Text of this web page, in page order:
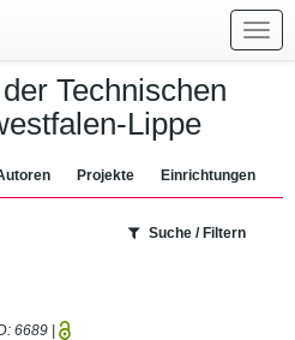
Technischen
Lippe
Projekte Einrichtungen
Suche / Filtern
6689 |